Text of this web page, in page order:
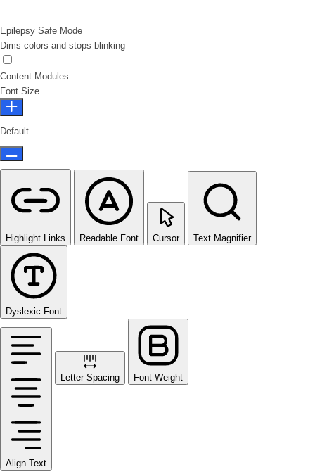
Epilepsy Safe Mode
Dims colors and stops blinking
Content Modules
Font Size
Default
Highlight Links Readable Font Cursor Text Magnifier
Dyslexic Font
Align Text
Letter Spacing Font Weight